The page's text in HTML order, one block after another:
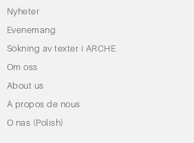
Nyheter
Evenemang
Sökning av texter i ARCHE
Om oss
About us
À propos de nous
O nas (Polish)